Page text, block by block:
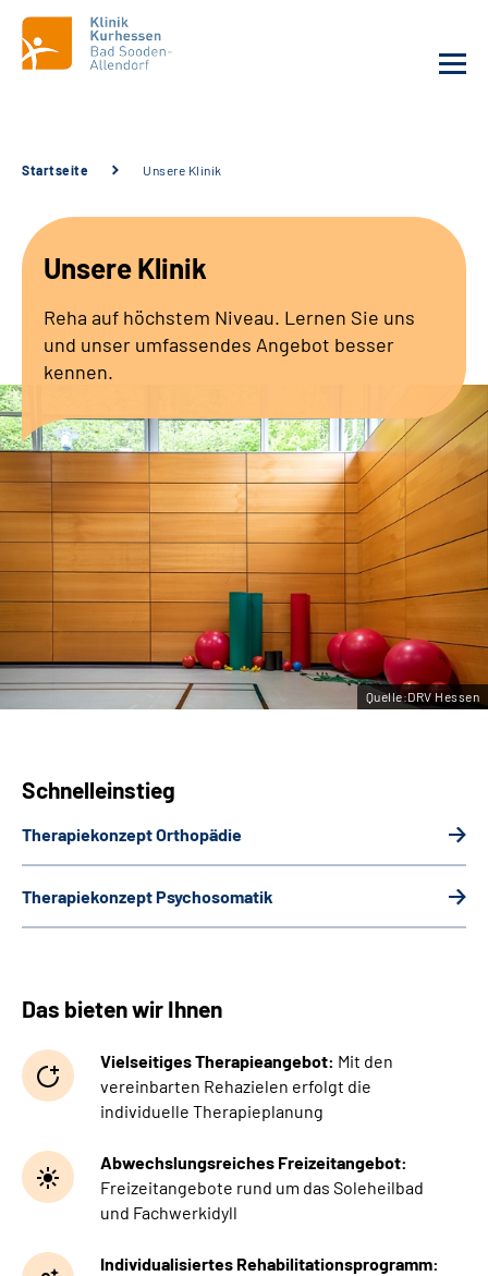
Service
Karriere
Sozialdienste & Zuweisende
Suche
Gebärdensprache
Startseite Unsere Klinik
Unsere Klinik
Reha auf höchstem Niveau. Lernen Sie uns
und unser umfassendes Angebot besser
kennen.
Quelle:DRV Hessen
Schnelleinstieg
Therapiekonzept Orthopädie
Therapiekonzept Psychosomatik
Das bieten wir Ihnen
Vielseitiges Therapieangebot: Mit den
vereinbarten Rehazielen erfolgt die
individuelle Therapieplanung
Abwechslungsreiches Freizeitangebot:
Freizeitangebote rund um das Soleheilbad
und Fachwerkidyll
Individualisiertes Rehabilitationsprogramm: